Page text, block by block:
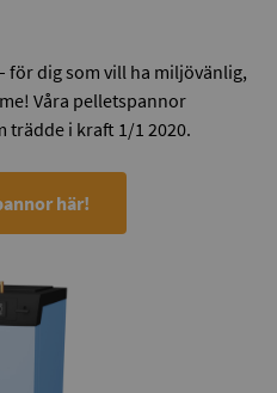
för dig som vill ha miljövänlig,
Våra pelletspannor
trädde i kraft 1/1 2020.
här!